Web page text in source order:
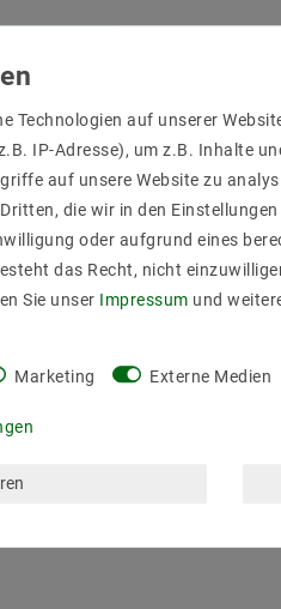
(Stromwelligkeit)
Technologien auf unserer
IP-Adresse), um z.B. Inhalte
auf unsere Website zu
die wir in den Einstellungen
oder aufgrund eines
das Recht, nicht
Sie unser Impressum und
Marketing Externe Medien